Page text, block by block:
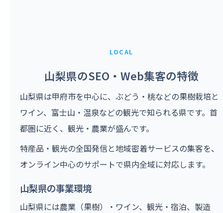
LOCAL
山梨県のSEO・Web集客の特徴
山梨県は甲府市を中心に、ぶどう・桃などの果樹栽培と
ワイン、富士山・温泉などの観光で知られる県です。首
都圏に近く、観光・農業が盛んです。
特産品・観光の全国発信と地域密着サービスの集客を、
オンライン中心のサポートで県内全域に対応します。
山梨県の事業環境
山梨県には農業（果樹）・ワイン、観光・宿泊、製造